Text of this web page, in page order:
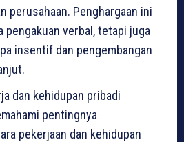
perusahaan. Penghargaan ini
pengakuan verbal, tetapi juga
insentif dan pengembangan
dan kehidupan pribadi
pentingnya
pekerjaan dan kehidupan